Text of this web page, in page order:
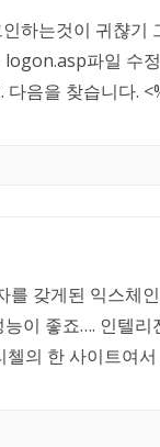
하는것이 귀챦기
파일 수
음을 찾습니다.
갖게된 익스체
이 좋죠…. 인텔리
의 한 사이트여